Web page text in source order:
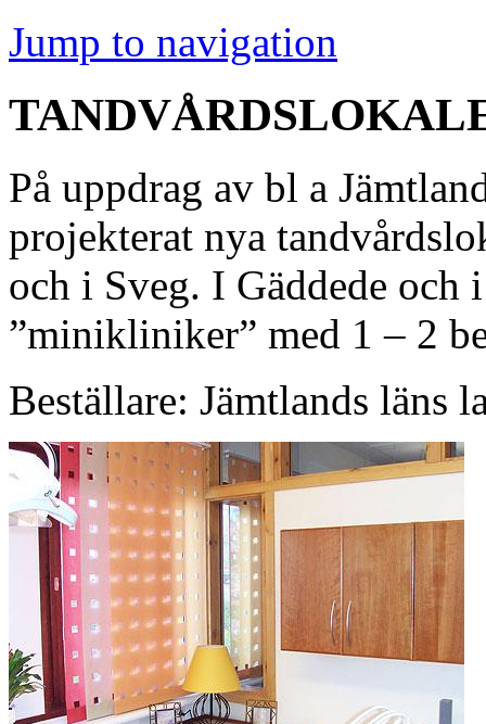
Jump to navigation
På uppdrag av bl a
projekterat nya
och i Sveg. I Gäddede
”minikliniker” med 1 – 2
Beställare: Jämtlands läns